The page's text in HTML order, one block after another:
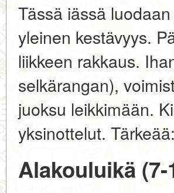
Tässä iässä
yleinen kestävyys.
liikkeen rakkaus.
selkärangan),
juoksu leikkimään.
yksinottelut.
Alakouluikä